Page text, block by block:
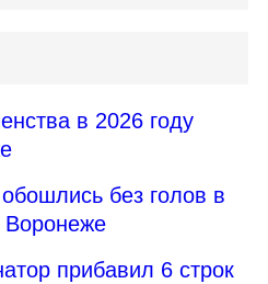
в 2026 году
без голов в
Воронеже
прибавил 6 строк